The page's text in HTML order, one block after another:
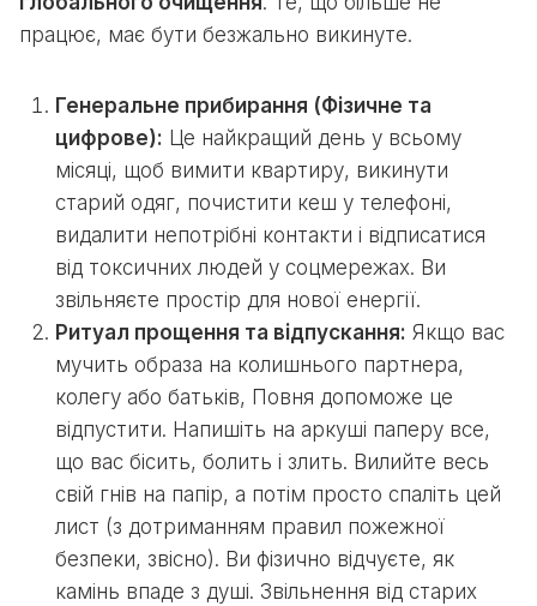
працює, має бути безжально викинуте.
Генеральне прибирання (Фізичне та
цифрове): Це найкращий день у всьому
місяці, щоб вимити квартиру, викинути
старий одяг, почистити кеш у телефоні,
видалити непотрібні контакти і відписатися
від токсичних людей у соцмережах. Ви
звільняєте простір для нової енергії.
Ритуал прощення та відпускання: Якщо вас
мучить образа на колишнього партнера,
колегу або батьків, Повня допоможе це
відпустити. Напишіть на аркуші паперу все,
що вас бісить, болить і злить. Вилийте весь
свій гнів на папір, а потім просто спаліть цей
лист (з дотриманням правил пожежної
безпеки, звісно). Ви фізично відчуєте, як
камінь впаде з душі. Звільнення від старих